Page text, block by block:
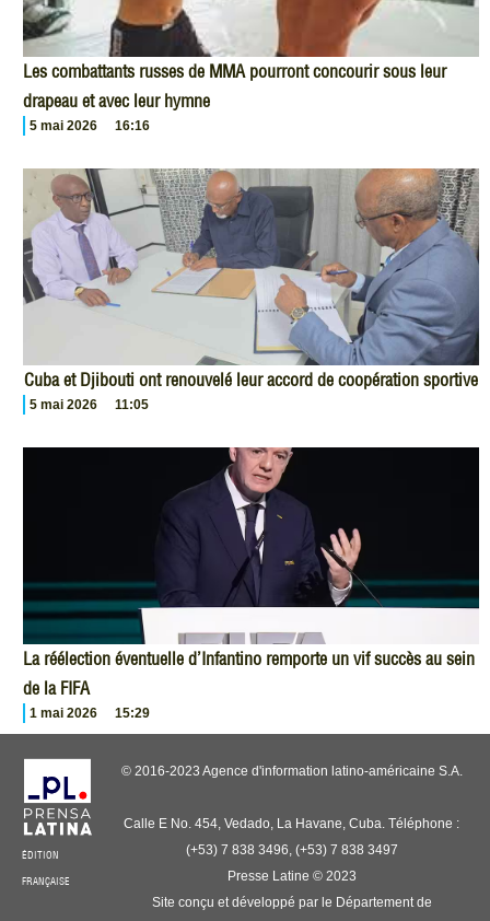
Les combattants russes de MMA pourront concourir sous leur
drapeau et avec leur hymne
5 mai 2026 16:16
Cuba et Djibouti ont renouvelé leur accord de coopération sportive
5 mai 2026 11:05
La réélection éventuelle d’Infantino remporte un vif succès au sein
de la FIFA
1 mai 2026 15:29
ÉDITION
FRANÇAISE
© 2016-2023 Agence d'information latino-américaine S.A.
Calle E No. 454, Vedado, La Havane, Cuba. Téléphone :
(+53) 7 838 3496, (+53) 7 838 3497
Presse Latine © 2023
Site conçu et développé par le Département de